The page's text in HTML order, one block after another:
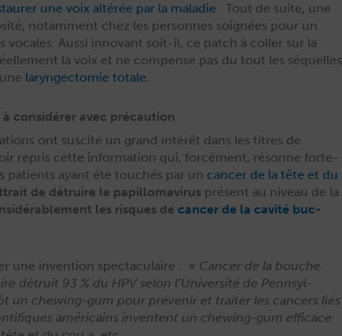
une voix altérée par la mal­adie . Tout de suite, une
notam­ment chez les per­son­nes soignées pour un
vocales. Aus­si inno­vant soit-il, ce patch à coller sur la
la voix et ne com­pense pas du tout les séquelles
laryn­gec­tomie totale.
considérer avec précaution
ont sus­cité un grand intérêt dans les titres de
repris cette infor­ma­tion qui, for­cé­ment, résonne forte­
patients ayant été touchés par un can­cer de la tête et du
de détru­ire le papil­lo­mavirus présent au niveau de la
les risques de can­cer de la cav­ité buc­
une inven­tion spec­tac­u­laire : « Can­cer de la bouche :
détru­it 93 % du HPV selon l’U­ni­ver­sité de Penn­syl­
un chew­ing-gum pour prévenir et traiter les can­cers liés
améri­cains inven­tent un chew­ing-gum effi­cace